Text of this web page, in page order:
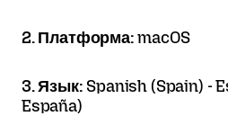
2. Платформа:macOS
3. Язык: Spanish (Spain) -
España)